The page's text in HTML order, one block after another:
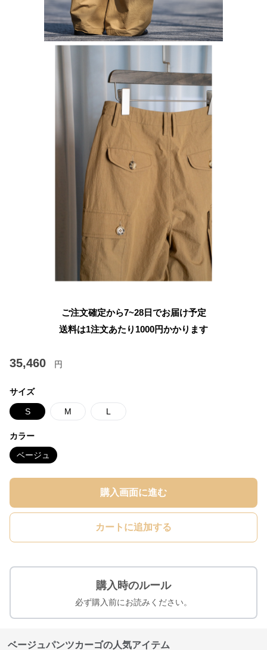
ご注文確定から7~28日でお届け予定
送料は1注文あたり 1000円かかります
35,460 円
サイズ
S M L
カラー
ベージュ
購入画面に進む
カートに追加する
購入時のルール
必ず購入前にお読みください。
ベージュパンツカーゴの人気アイテム